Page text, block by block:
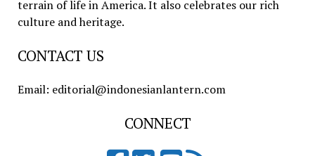
terrain of life in America. It also celebrates our rich
culture and heritage.
CONTACT US
Email: editorial@indonesianlantern.com
CONNECT